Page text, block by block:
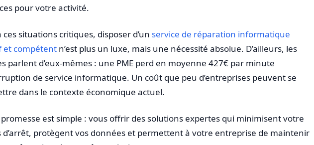
pour votre activité.
ces situations critiques, disposer d’un service de réparation informatique
et compétent n’est plus un luxe, mais une nécessité absolue. D’ailleurs, les
parlent d’eux-mêmes : une PME perd en moyenne 427€ par minute
de service informatique. Un coût que peu d’entreprises peuvent se
dans le contexte économique actuel.
est simple : vous offrir des solutions expertes qui minimisent votre
d’arrêt, protègent vos données et permettent à votre entreprise de maintenir